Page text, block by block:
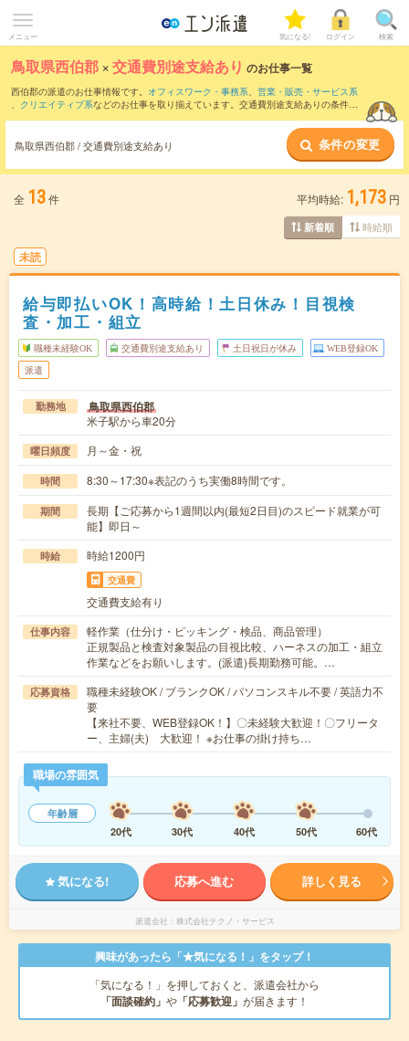
メニュー 気になる! ログイン 検索
鳥取県西伯郡 ×交通費別途支給あり のお仕事一覧
西伯郡の派遣のお仕事情報です。 オフィスワーク・事務系、 営業・販売・サービス系
、 クリエイティブ系などのお仕事を取り揃えています。交通費別途支給ありの条件の
鳥取県西伯郡 / 交通費別途支給あり 条件の変更
全 13件 平均時給: 1,173 円
新着順 時給順
未読
給与即払いOK！高時給！土日休み！目視検
査・加工・組立
職種未経験OK 交通費別途支給あり 土日祝日が休み WEB登録OK
派遣
勤務地 鳥取県西伯郡
米子駅から車20分
曜日頻度 月～金・祝
時間 8:30～17:30※表記のうち実働8時間です。
期間
長期【ご応募から1週間以内(最短2日目)のスピード就業が可
能】即日～
時給 時給1200円
交通費
交通費支給有り
仕事内容
軽作業（仕分け・ピッキング・検品、商品管理）
正規製品と検査対象製品の目視比較、ハーネスの加工・組立
作業などをお願いします。(派遣)長期勤務可能。…
応募資格
職種未経験OK / ブランクOK / パソコンスキル不要 / 英語力不
要
【来社不要、WEB登録OK！】〇未経験大歓迎！〇フリータ
ー、主婦(夫) 大歓迎！ ※お仕事の掛け持ち…
職場の雰囲気
年齢層
20代
30代 40代 50代 60代
気になる! 応募へ進む 詳しく見る
派遣会社 株式会社テクノ・サービス
興味があったら「★気になる！」をタップ！
「気になる！」を押しておくと、派遣会社から
「面談確約」 や 「応募歓迎」 が届きます！